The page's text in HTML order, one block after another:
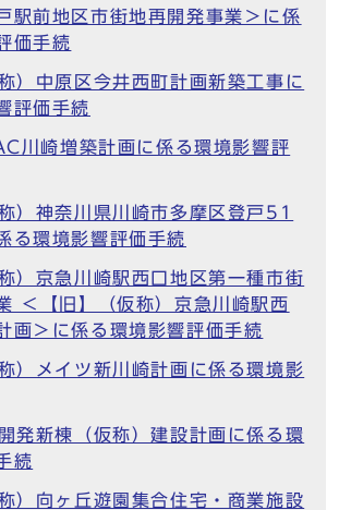
駅前地区市街地再開発事業＞に係
価手続
中原区今井西町計画新築工事に
評価手続
崎増築計画に係る環境影響評
神奈川県川崎市多摩区登戸51
る環境影響評価手続
京急川崎駅西口地区第一種市街
＜【旧】（仮称）京急川崎駅西
画＞に係る環境影響評価手続
メイツ新川崎計画に係る環境影
新棟（仮称）建設計画に係る環
続
向ヶ丘遊園集合住宅・商業施設